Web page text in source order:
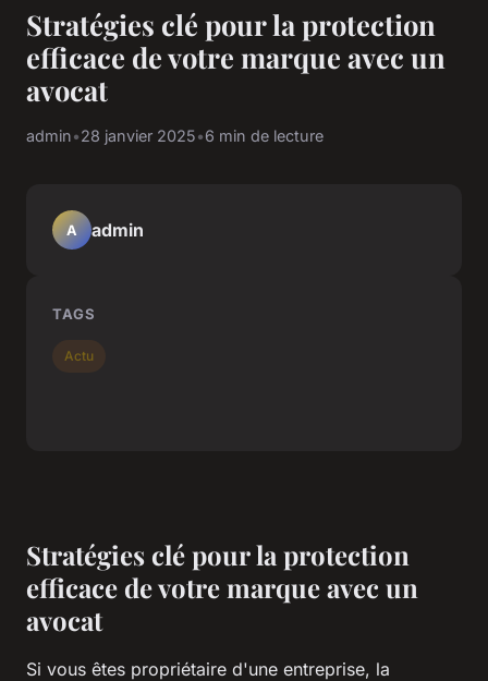
Stratégies clé pour la protection
efficace de votre marque avec un
avocat
admin•28 janvier 2025•6 min de lecture
Stratégies clé pour la protection
efficace de votre marque avec un
avocat
Si vous êtes propriétaire d'une entreprise, la
A admin
TAGS
Actu